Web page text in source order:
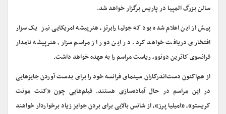
سالن بزرگ المپیا در پاریس برگزار خواهد شد.
پیش از این اعلام شده بود که جولیا رابرتز، هنرپیشه امریکایی نیز یک سزار
افتخاری دریافت خواهد کرد. در این دور از مراسم سزار، هنرپیشه نامدار
فرانسوی کاترین دونوو، ریاست مراسم را به عهده خواهد داشت.
از هم‌اکنون دست‌اندرکاران سینمای فرانسه خود را برای بدست آوردن جایزهایی
در این مراسم در حال آماده‌سازی هستند. فیلم‌هایی چون «کنت مونت
کریستو»، «امیلیا پرز»، از شانس بالایی برای بردن جوایز زیاد برخواردار خواهند